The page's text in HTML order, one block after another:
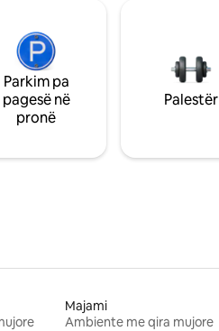
Parkim pa
pagesë në
pronë
Palestër
Majami
Ambiente me qira mujore